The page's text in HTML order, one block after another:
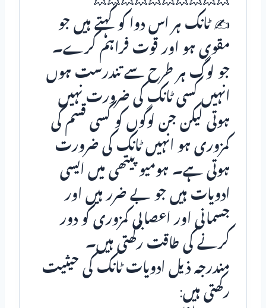
✍ ٹانک ہر اس دوا کو کہتے ہیں جو
مقوی ہو اور قوت فراہم کرے۔
جو لوگ ہر طرح سے تندرست ہوں
انہیں کسی ٹانک کی ضرورت نہیں
ہوتی لیکن جن لوگوں کو کسی قسم کی
کمزوری ہو انہیں ٹانک کی ضرورت
ہوتی ہے۔ ہومیو پیتھی میں ایسی
ادویات ہیں جو بے ضرر ہیں اور
جسمانی اور اعصابی کمزوری کو دور
کرنے کی طاقت رکھتی ہیں۔
مندرجہ ذیل ادویات ٹانک کی حیثیت
رکھتی ہیں: